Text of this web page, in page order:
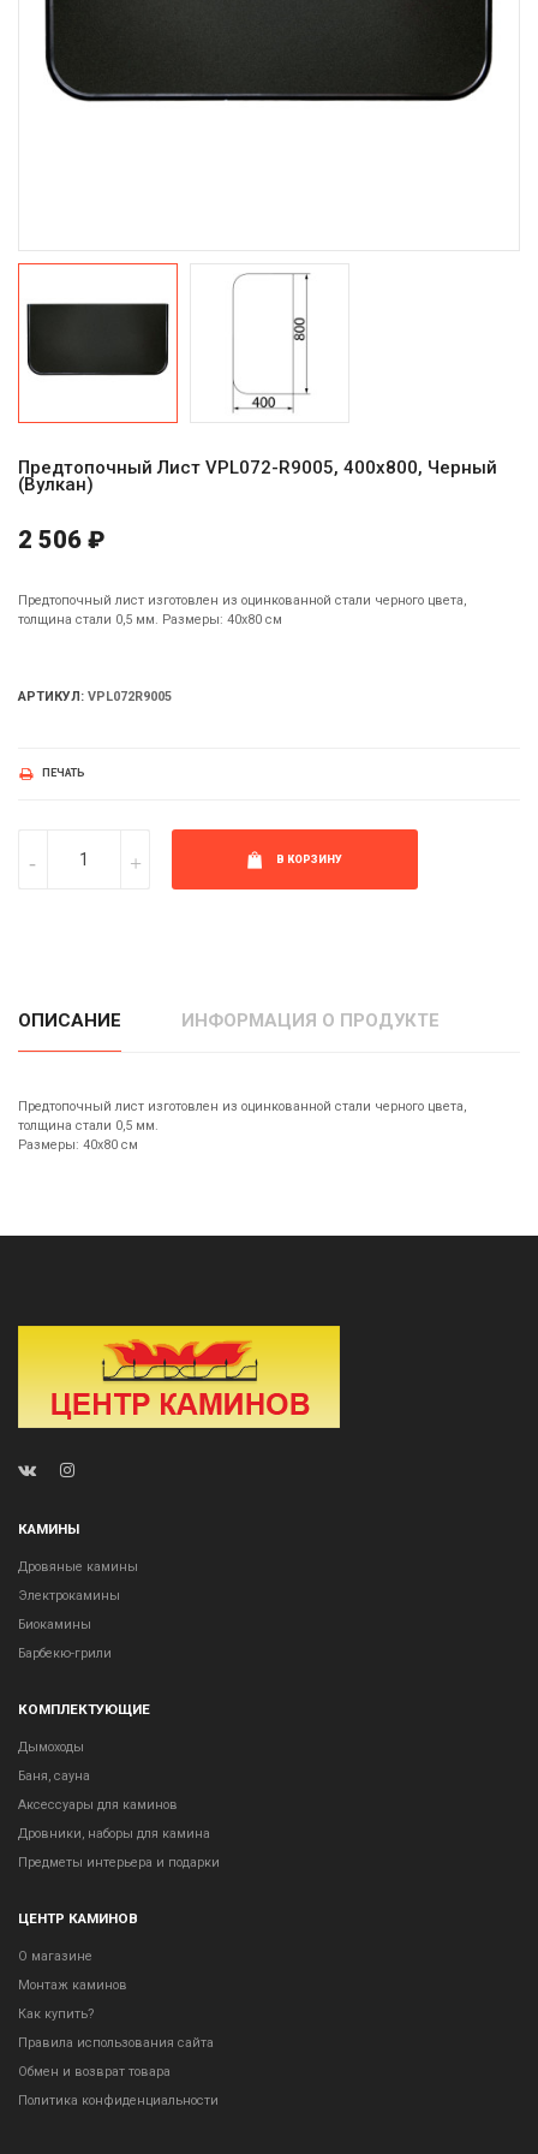
Предтопочный Лист VPL072-R9005, 400х800, Черный
(Вулкан)
2 506 ₽
Предтопочный лист изготовлен из оцинкованной стали черного цвета,
толщина стали 0,5 мм. Размеры: 40х80 см
АРТИКУЛ: VPL072R9005
ПЕЧАТЬ
В КОРЗИНУ
ОПИСАНИЕ ИНФОРМАЦИЯ О ПРОДУКТЕ
Предтопочный лист изготовлен из оцинкованной стали черного цвета,
толщина стали 0,5 мм.
Размеры: 40х80 см
КАМИНЫ
Дровяные камины
Электрокамины
Биокамины
Барбекю-грили
КОМПЛЕКТУЮЩИЕ
Дымоходы
Баня, сауна
Аксессуары для каминов
Дровники, наборы для камина
Предметы интерьера и подарки
ЦЕНТР КАМИНОВ
О магазине
Монтаж каминов
Как купить?
Правила использования сайта
Обмен и возврат товара
Политика конфиденциальности